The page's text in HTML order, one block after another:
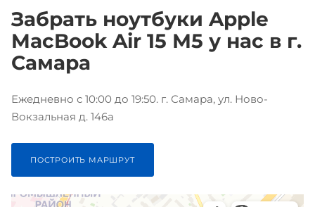
Забрать ноутбуки Apple
MacBook Air 15 М5 у нас в г.
Самара
Ежедневно с 10:00 до 19:50. г. Самара, ул. Ново-
Вокзальная д. 146а
ПОСТРОИТЬ МАРШРУТ